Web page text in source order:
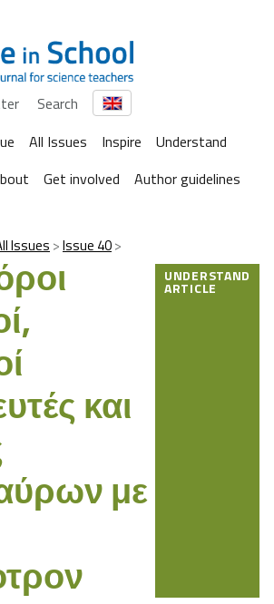
Search
All Issues Inspire
Understand
Get involved Author guidelines
Issues Issue 40
και
με
UNDERSTAND
ARTICLE